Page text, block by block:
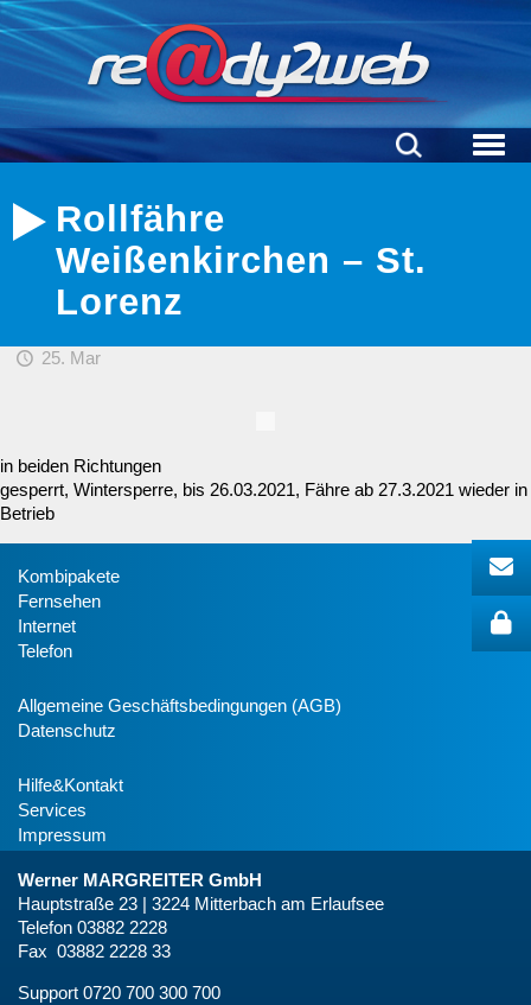
Rollfähre
Weißenkirchen – St.
Lorenz
25. Mar
in beiden Richtungen
gesperrt, Wintersperre, bis 26.03.2021, Fähre ab 27.3.2021 wieder in
Betrieb
Kombipakete
Fernsehen
Internet
Telefon
Allgemeine Geschäftsbedingungen (AGB)
Datenschutz
Hilfe&Kontakt
Services
Impressum
Werner MARGREITER GmbH
Hauptstraße 23 | 3224 Mitterbach am Erlaufsee
Telefon 03882 2228
Fax 03882 2228 33
Support 0720 700 300 700